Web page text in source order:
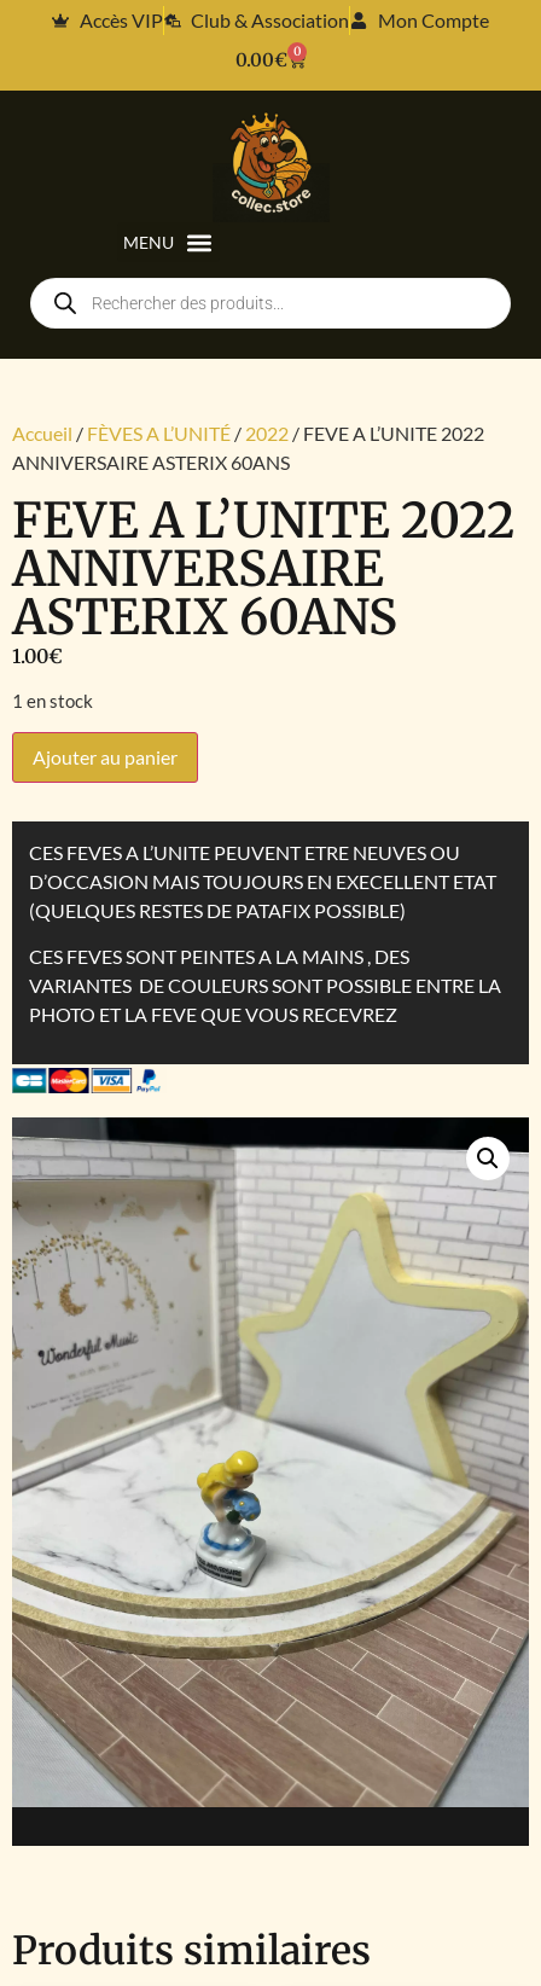
Accès VIP Club & Association
Mon Compte
0.00€ 0
Accueil / FÈVES A L’UNITÉ / 2022 / FEVE A L’UNITE 2022
ANNIVERSAIRE ASTERIX 60ANS
FEVE A L’UNITE 2022
ANNIVERSAIRE
ASTERIX 60ANS
1.00€
1 en stock
Ajouter au panier
CES FEVES A L’UNITE PEUVENT ETRE NEUVES OU
D’OCCASION MAIS TOUJOURS EN EXECELLENT ETAT
(QUELQUES RESTES DE PATAFIX POSSIBLE)
CES FEVES SONT PEINTES A LA MAINS , DES
VARIANTES DE COULEURS SONT POSSIBLE ENTRE LA
PHOTO ET LA FEVE QUE VOUS RECEVREZ
Produits similaires